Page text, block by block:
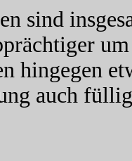
sind
hingegen
auch